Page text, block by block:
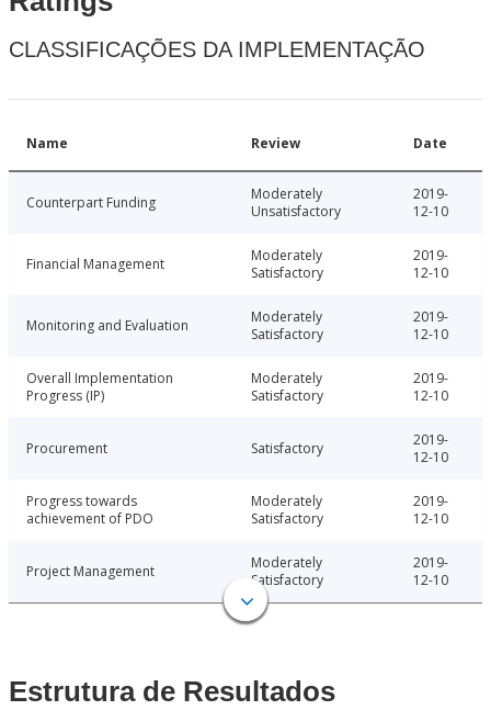
CLASSIFICAÇÕES DA IMPLEMENTAÇÃO
Name Review Date
Counterpart Funding
Moderately
Unsatisfactory
2019-
12-10
Financial Management
Moderately
Satisfactory
2019-
12-10
Monitoring and Evaluation
Moderately
Satisfactory
2019-
12-10
Overall Implementation
Progress (IP)
Moderately
Satisfactory
2019-
12-10
Procurement Satisfactory
2019-
12-10
Progress towards
achievement of PDO
Moderately
Satisfactory
2019-
12-10
Project Management
Moderately
Satisfactory
2019-
12-10
Estrutura de Resultados